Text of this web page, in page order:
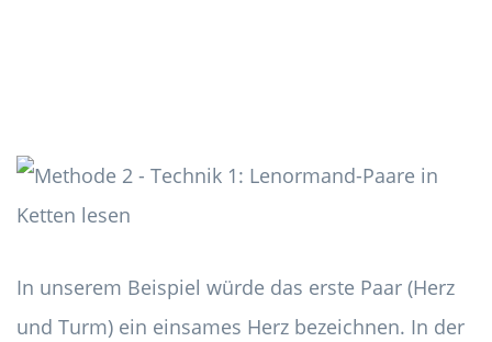
In unserem Beispiel würde das erste Paar (Herz
und Turm) ein einsames Herz bezeichnen. In der